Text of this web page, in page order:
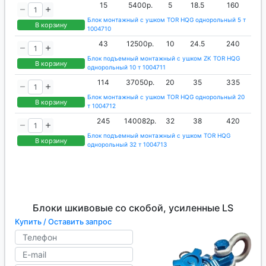
В корзину
15 5400р. 5 18.5 160
Блок монтажный с ушком TOR HQG однорольный 5 т
1004710
В корзину
43 12500р. 10 24.5 240
Блок подъемный монтажный с ушком ZK TOR HQG
однорольный 10 т 1004711
В корзину
114 37050р. 20 35 335
Блок монтажный с ушком TOR HQG однорольный 20
т 1004712
В корзину
245 140082р. 32 38 420
Блок подъемный монтажный с ушком TOR HQG
однорольный 32 т 1004713
Блоки шкивовые со скобой, усиленные LS
Купить / Оставить запрос